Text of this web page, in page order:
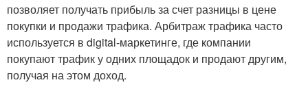
позволяет получать прибыль за счет разницы в цене
покупки и продажи трафика. Арбитраж трафика часто
используется в digital-маркетинге, где компании
покупают трафик у одних площадок и продают другим,
получая на этом доход.